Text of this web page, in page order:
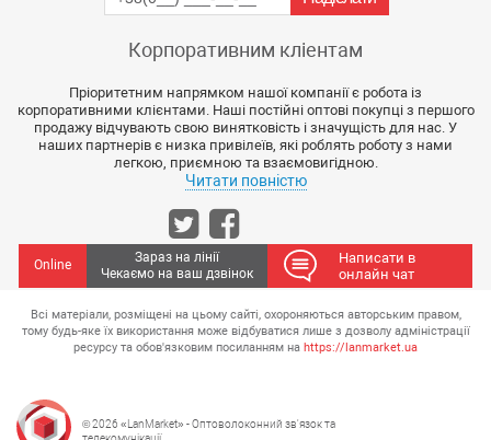
Корпоративним кліентам
Пріоритетним напрямком нашої компанії є робота із
корпоративними клієнтами. Наші постійні оптові покупці з першого
продажу відчувають свою винятковість і значущість для нас. У
наших партнерів є низка привілеїв, які роблять роботу з нами
легкою, приємною та взаємовигідною.
Читати повністю
Online
Зараз на лінії
Чекаємо на ваш дзвінок
Написати в
онлайн чат
© 2026 «LanMarket» - Оптоволоконний зв'язок та
Всі матеріали, розміщені на цьому сайті, охороняються авторським правом,
тому будь-яке їх використання може відбуватися лише з дозволу адміністрації
ресурсу та обов'язковим посиланням на https://lanmarket.ua